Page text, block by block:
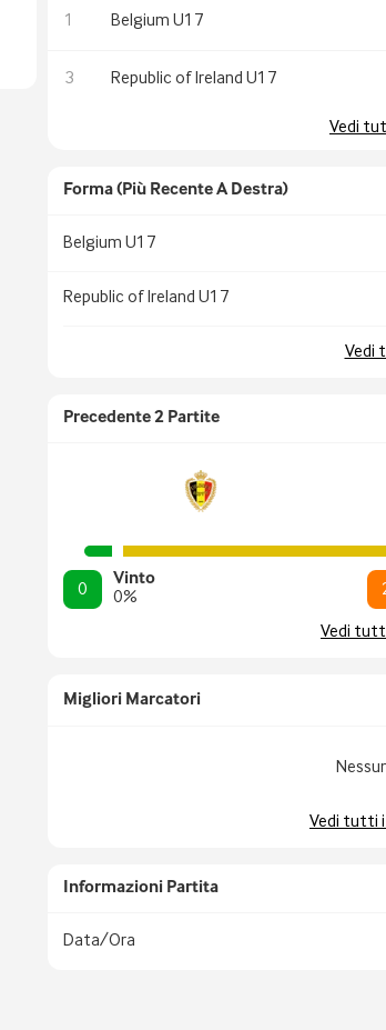
1 Belgium U17
3 Republic of Ireland U17
Vedi
Forma (più Recente A Destra)
Belgium U17
Republic of Ireland U17
Vedi
Precedente2 Partite
0
Vinto
0%
Vedi
Migliori Marcatori
Vedi tutti
Informazioni Partita
Data/Ora